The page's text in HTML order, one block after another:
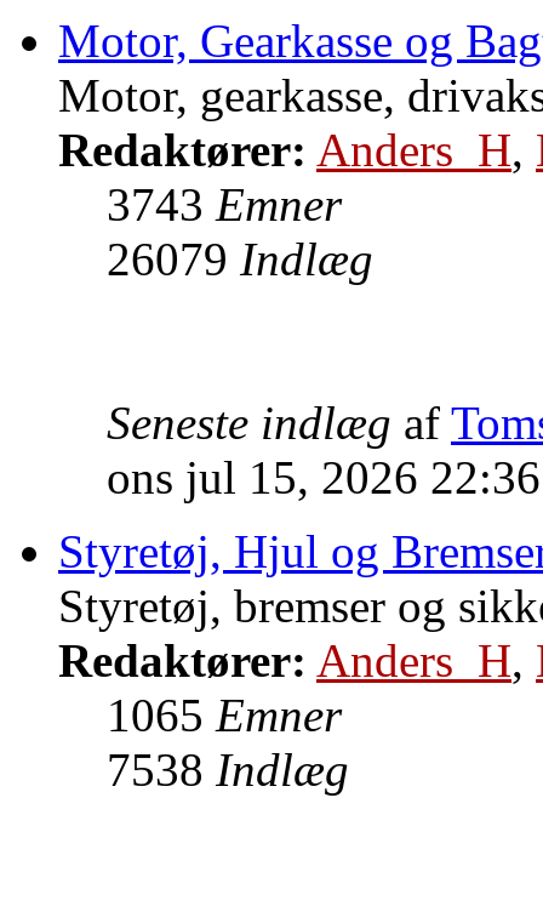
Motor, Gearkasse og
Motor, gearkasse,
Redaktører: Anders_H,
3743 Emner
26079 Indlæg
Seneste indlæg af
ons jul 15, 2026
Styretøj, Hjul og
Styretøj, bremser og
Redaktører: Anders_H,
1065 Emner
7538 Indlæg